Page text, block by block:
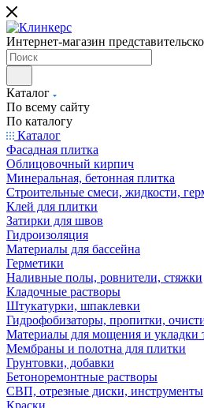
Интернет-магазин
Каталог
По всему сайту
По каталогу
Каталог
Фасадная плитка
Облицовочный кирпич
Минеральная, бетонная плитка
Строительные смеси, жидкости,
Клей для плитки
Затирки для швов
Гидроизоляция
Материалы для бассейна
Герметики
Наливные полы, ровнители, стяжки
Кладочные растворы
Штукатурки, шпаклевки
Гидрофобизаторы, пропитки,
Материалы для мощения и укладки
Мембраны и полотна для плитки
Грунтовки, добавки
Бетоноремонтные растворы
СВП, отрезные диски, инструменты
Краски